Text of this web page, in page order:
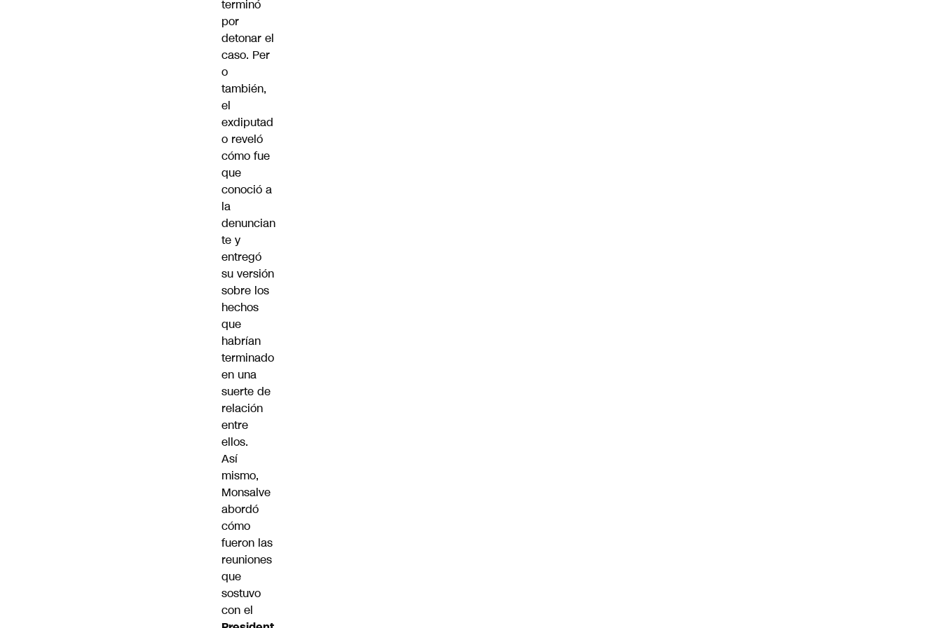
terminó
por
detonar el
caso. Per
o
también,
el
exdiputad
o reveló
cómo fue
que
conoció a
la
denuncian
te y
entregó
su versión
sobre los
hechos
que
habrían
terminado
en una
suerte de
relación
entre
ellos.
Así
mismo,
Monsalve
abordó
cómo
fueron las
reuniones
que
sostuvo
con el